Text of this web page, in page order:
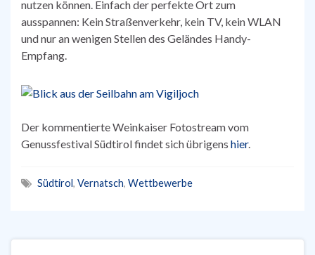
nutzen können. Einfach der perfekte Ort zum
ausspannen: Kein Straßenverkehr, kein TV, kein WLAN
und nur an wenigen Stellen des Geländes Handy-
Empfang.
Der kommentierte Weinkaiser Fotostream vom
Genussfestival Südtirol findet sich übrigens hier.
Südtirol, Vernatsch, Wettbewerbe